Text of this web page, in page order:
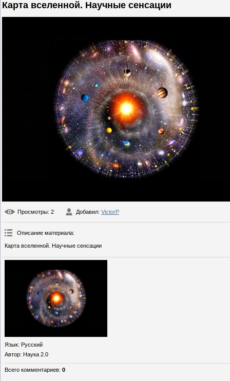
Карта вселенной. Научные сенсации
Просмотры: 2 Добавил: VictorP
Описание материала:
Карта вселенной. Научные сенсации
Язык: Русский
Автор: Наука 2.0
Всего комментариев: 0